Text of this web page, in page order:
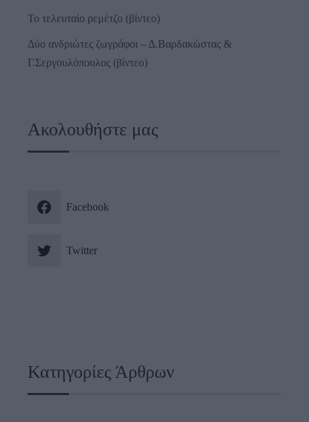
Το τελευταίο ρεμέτζο (βίντεο)
Δύο ανδριώτες ζωγράφοι – Δ.Βαρδακώστας &
Γ.Σεργουλόπουλος (βίντεο)
Ακολουθήστε μας
Facebook
Twitter
Κατηγορίες Άρθρων